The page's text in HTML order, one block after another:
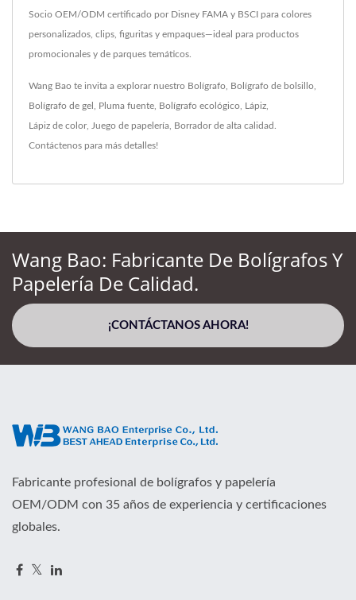
Socio OEM/ODM certificado por Disney FAMA y BSCI para colores
personalizados, clips, figuritas y empaques—ideal para productos
promocionales y de parques temáticos.
Wang Bao te invita a explorar nuestro Bolígrafo Bolígrafo de bolsillo
Bolígrafo de gel Pluma fuente Bolígrafo ecológico Lápiz
Lápiz de color, Juego de papelería Borradorde alta calidad.
Contáctenos para más detalles!
Wang Bao: Fabricante De Bolígrafos Y
Papelería De Calidad.
¡CONTÁCTANOS AHORA!
Fabricante profesional de bolígrafos y papelería
OEM/ODM con 35 años de experiencia y certificaciones
globales.